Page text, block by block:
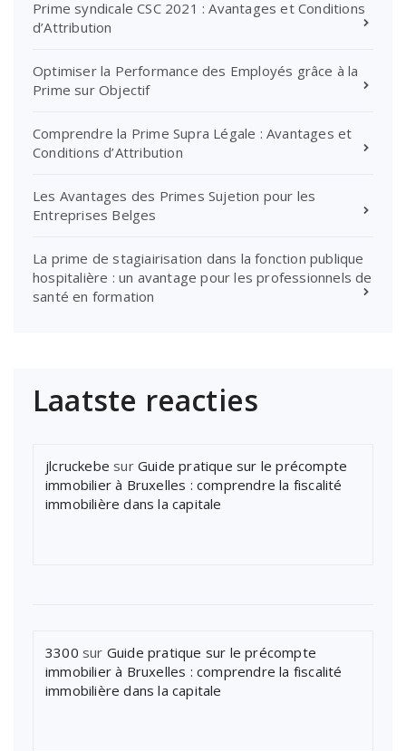
Prime syndicale CSC 2021 : Avantages et Conditions
d’Attribution
Optimiser la Performance des Employés grâce à la
Prime sur Objectif
Comprendre la Prime Supra Légale : Avantages et
Conditions d’Attribution
Les Avantages des Primes Sujetion pour les
Entreprises Belges
La prime de stagiairisation dans la fonction publique
hospitalière : un avantage pour les professionnels de
santé en formation
Laatste reacties
jlcruckebe sur Guide pratique sur le précompte
immobilier à Bruxelles : comprendre la fiscalité
immobilière dans la capitale
3300 sur Guide pratique sur le précompte
immobilier à Bruxelles : comprendre la fiscalité
immobilière dans la capitale